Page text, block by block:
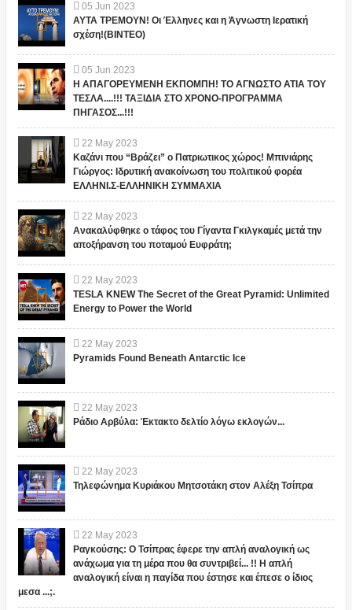
05 Jun 2023
ΑΥΤΑ ΤΡΕΜΟΥΝ! Οι Έλληνες και η Άγνωστη Ιερατική
σχέση!(ΒΙΝΤΕΟ)
05 Jun 2023
Η ΑΠΑΓΟΡΕΥΜΕΝΗ ΕΚΠΟΜΠΗ! ΤΟ ΑΓΝΩΣΤΟ ΑΤΙΑ ΤΟΥ
ΤΕΣΛΑ....!!! ΤΑΞΙΔΙΑ ΣΤΟ ΧΡΟΝΟ-ΠΡΟΓΡΑΜΜΑ
ΠΗΓΑΣΟΣ...!!!
22 May 2023
Καζάνι που “Βράζει” ο Πατριωτικος χώρος! Μπινιάρης
Γιώργος: Ιδρυτική ανακοίνωση του πολιτικού φορέα
ΕΛΛΗΝΙ.Σ-ΕΛΛΗΝΙΚΗ ΣΥΜΜΑΧΙΑ
22 May 2023
Ανακαλύφθηκε ο τάφος του Γίγαντα Γκιλγκαμές μετά την
αποξήρανση του ποταμού Ευφράτη;
22 May 2023
TESLA KNEW The Secret of the Great Pyramid: Unlimited
Energy to Power the World
22 May 2023
Pyramids Found Beneath Antarctic Ice
22 May 2023
Ράδιο Αρβύλα: Έκτακτο δελτίο λόγω εκλογών...
22 May 2023
Τηλεφώνημα Κυριάκου Μητσοτάκη στον Αλέξη Τσίπρα
22 May 2023
Ραγκούσης: Ο Τσίπρας έφερε την απλή αναλογική ως
ανάχωμα για τη μέρα που θα συντριβεί... !! Η απλή
αναλογική είναι η παγίδα που έστησε και έπεσε ο ίδιος
μεσα ...;.